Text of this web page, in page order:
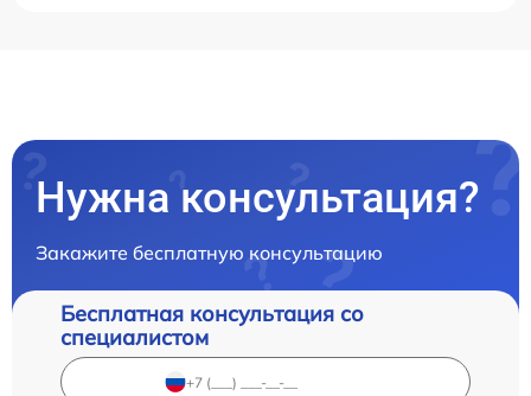
Нужна консультация?
Закажите бесплатную консультацию
Бесплатная консультация со
специалистом